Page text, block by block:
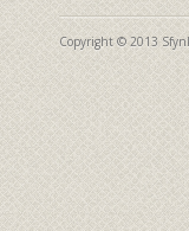
Copyright © 2013